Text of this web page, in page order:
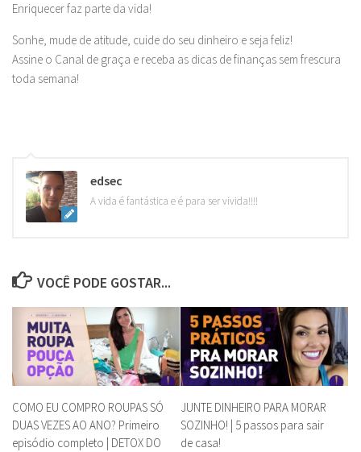
Enriquecer faz parte da vida!
Sonhe, mude de atitude, cuide do seu dinheiro e seja feliz!
Assine o Canal de graça e receba as dicas de finanças sem frescura
toda semana!
edsec
A vida é fantástica e é para ser vivida!!!!
VOCÊ PODE GOSTAR...
COMO EU COMPRO ROUPAS SÓ
DUAS VEZES AO ANO? Primeiro
episódio completo | DETOX DO
JUNTE DINHEIRO PARA MORAR
SOZINHO! | 5 passos para sair
de casa!